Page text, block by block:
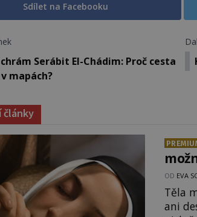
Sdílet na Facebooku
Serábit El-Chádim: Proč cesta
mapách?
články
OD EVA
Těla
ani